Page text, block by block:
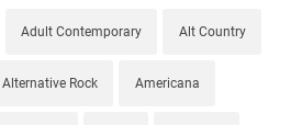
Adult Contemporary Alt Country
Alternative Rock Americana